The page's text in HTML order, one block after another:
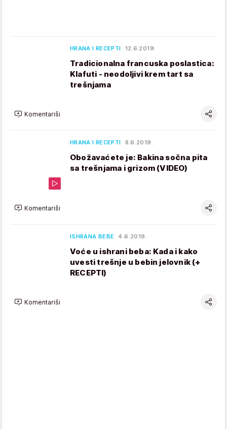
HRANA I RECEPTI 12.6.2019.
Tradicionalna francuska poslastica:
Klafuti - neodoljivi krem tart sa
trešnjama
Komentariši
HRANA I RECEPTI 8.6.2019.
Obožavaćete je: Bakina sočna pita
sa trešnjama i grizom (VIDEO)
Komentariši
ISHRANA BEBE 4.6.2019.
Voće u ishrani beba: Kada i kako
uvesti trešnje u bebin jelovnik (+
RECEPTI)
Komentariši